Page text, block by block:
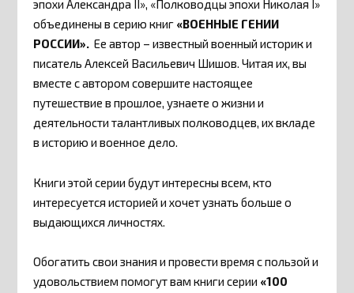
эпохи Александра II», «Полководцы эпохи Николая I»
объединены в серию книг «ВОЕННЫЕ ГЕНИИ
РОССИИ». Ее автор – известный военный историк и
писатель Алексей Васильевич Шишов. Читая их, вы
вместе с автором совершите настоящее
путешествие в прошлое, узнаете о жизни и
деятельности талантливых полководцев, их вкладе
в историю и военное дело.
Книги этой серии будут интересны всем, кто
интересуется историей и хочет узнать больше о
выдающихся личностях.
Обогатить свои знания и провести время с пользой и
удовольствием помогут вам книги серии «100